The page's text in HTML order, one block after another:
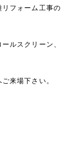
フォーム工事の
ルスクリーン、
来場下さい。